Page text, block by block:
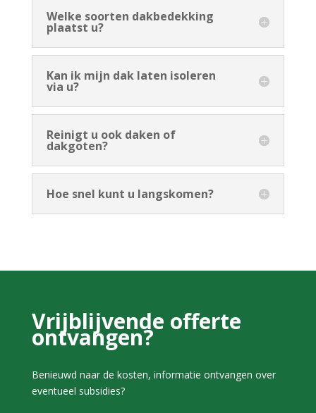
Welke soorten dakbedekking
plaatst u?
Kan ik mijn dak laten isoleren
via u?
Reinigt u ook daken of
dakgoten?
Hoe snel kunt u langskomen?
Vrijblijvende offerte
ontvangen?
Benieuwd naar de kosten, informatie ontvangen over
eventueel subsidies?